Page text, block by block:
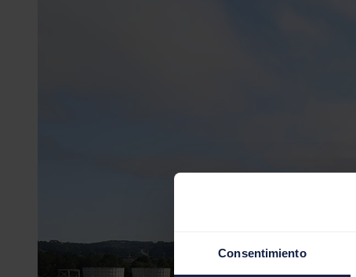
Consentimiento